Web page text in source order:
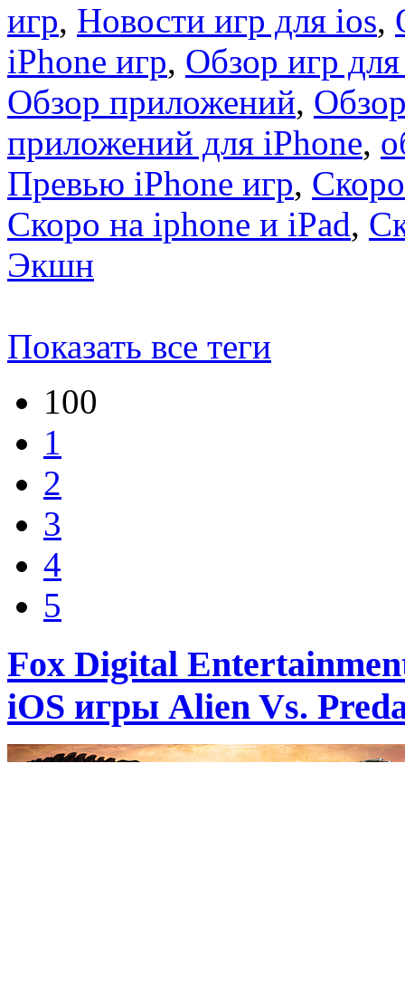
игр, Новости игр для ios,
iPhone игр, Обзор игр
Обзор приложений,
приложений для iPhone,
Превью iPhone игр,
Скоро на iphone и iPad,
Экшн
Показать все теги
100
1
2
3
4
5
Fox Digital
iOS игры Alien Vs.